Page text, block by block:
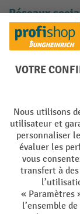
Réseaux
Facebook
YouTube
LinkedIn
Conditions
Protection des
All prices excl. VAT